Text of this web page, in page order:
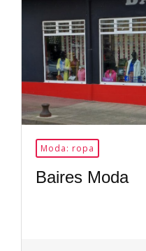
Moda: ropa
Baires Moda